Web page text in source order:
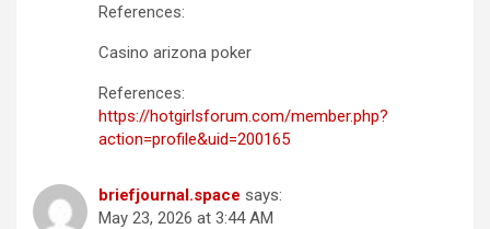
References:
Casino arizona poker
References:
https://hotgirlsforum.com/member.php?
action=profile&uid=200165
briefjournal.space says:
May 23, 2026 at 3:44 AM